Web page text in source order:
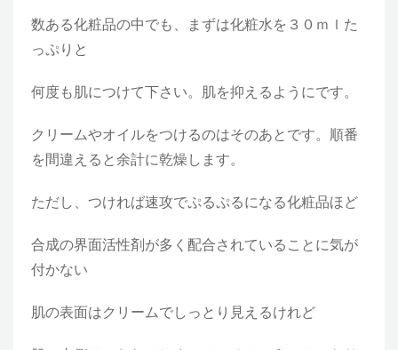
数ある化粧品の中でも、まずは化粧水を３０ｍｌた
っぷりと
何度も肌につけて下さい。肌を抑えるようにです。
クリームやオイルをつけるのはそのあとです。順番
を間違えると余計に乾燥します。
ただし、つければ速攻でぷるぷるになる化粧品ほど
合成の界面活性剤が多く配合されていることに気が
付かない
肌の表面はクリームでしっとり見えるけれど